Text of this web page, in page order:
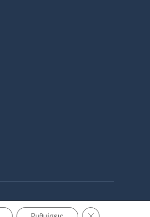
Κλείσιμο του